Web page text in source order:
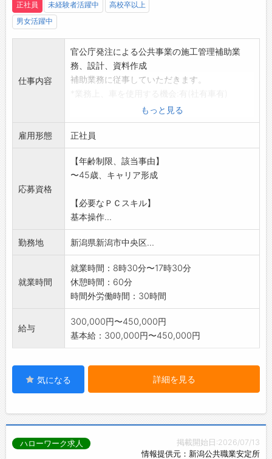
正社員 未経験者活躍中
高校卒以上
男女活躍中
仕事内容
官公庁発注による公共事業の施工管理補助業
務、設計、資料作成
補助業務に従事していただきます。
もっと見る
雇用形態 正社員
応募資格
【年齢制限、該当事由】
〜45歳、キャリア形成
【必要なＰＣスキル】
基本操作...
勤務地 新潟県新潟市中央区...
就業時間
就業時間：8時30分〜17時30分
休憩時間：60分
時間外労働時間：30時間
給与
300,000円〜450,000円
基本給：300,000円〜450,000円
気になる 詳細を見る
掲載開始日:2026/07/13
情報提供元：新潟公共職業安定所
ハローワーク求人